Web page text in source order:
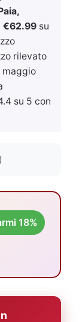
€62.99 su
rilevato
maggio
su 5 con
18%